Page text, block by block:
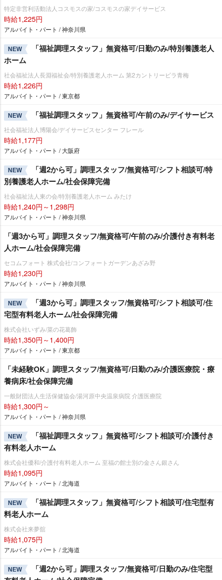
特定非営利活動法人コスモスの家/コスモスの家デイサービス
時給1,225円
アルバイト・パート / 神奈川県
NEW
「福祉調理スタッフ」無資格可/日勤のみ/特別養護老人
ホーム
社会福祉法人長淵福祉会/特別養護老人ホーム 第2カントリービラ青梅
時給1,226円
アルバイト・パート / 東京都
NEW 「福祉調理スタッフ」無資格可/午前のみ/デイサービス
社会福祉法人博陽会/デイサービスセンター フレール
時給1,177円
アルバイト・パート / 大阪府
NEW
「週2から可」調理スタッフ/無資格可/シフト相談可/特
別養護老人ホーム/社会保障完備
社会福祉法人東の会/特別養護老人ホーム みたけ
時給1,240円～1,298円
アルバイト・パート / 神奈川県
「週3から可」調理スタッフ/無資格可/午前のみ/介護付き有料老
人ホーム/社会保障完備
セコムフォート 株式会社/コンフォートガーデンあざみ野
時給1,230円
アルバイト・パート / 神奈川県
NEW
「週3から可」調理スタッフ/無資格可/シフト相談可/住
宅型有料老人ホーム/社会保障完備
株式会社いずみ/菜の花葛飾
時給1,350円～1,400円
アルバイト・パート / 東京都
「未経験OK」調理スタッフ/無資格可/日勤のみ/介護医療院・療
養病床/社会保障完備
一般財団法人生活保健協会/湯河原中央温泉病院 介護医療院
時給1,300円～
アルバイト・パート / 神奈川県
NEW
「福祉調理スタッフ」無資格可/シフト相談可/介護付き
有料老人ホーム
株式会社優和/介護付有料老人ホーム 至福の館士別の金さん銀さん
時給1,095円
アルバイト・パート / 北海道
NEW
「福祉調理スタッフ」無資格可/シフト相談可/住宅型有
料老人ホーム
株式会社来夢舘
時給1,075円
アルバイト・パート / 北海道
NEW
「週2から可」調理スタッフ/無資格可/日勤のみ/住宅型